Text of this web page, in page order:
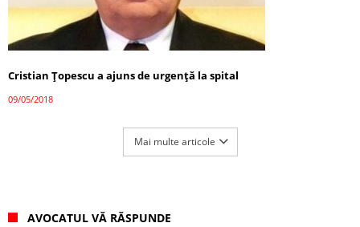
Cristian Ţopescu a ajuns de urgență la spital
09/05/2018
Mai multe articole
AVOCATUL VĂ RĂSPUNDE